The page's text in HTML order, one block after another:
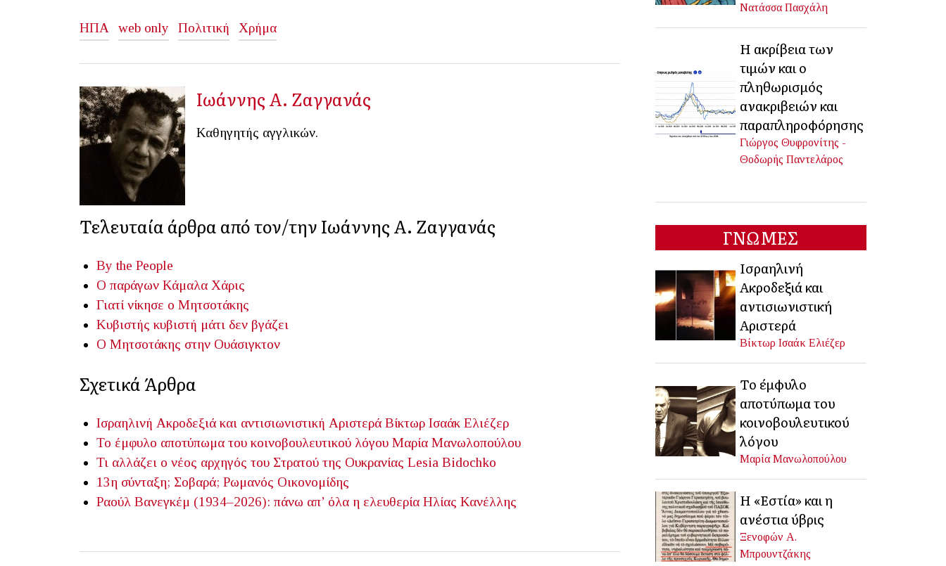
ΗΠΑ web only Πολιτική Χρήμα
Iωάννης Α. Ζαγγανάς
Καθηγητής αγγλικών.
Τελευταία άρθρα από τον/την Iωάννης Α. Ζαγγανάς
By the People
Ο παράγων Κάμαλα Χάρις
Γιατί νίκησε ο Μητσοτάκης
Κυβιστής κυβιστή μάτι δεν βγάζει
Ο Μητσοτάκης στην Ουάσιγκτον
Σχετικά Άρθρα
Ισραηλινή Ακροδεξιά και αντισιωνιστική Αριστερά Βίκτωρ Ισαάκ Ελιέζερ
Το έμφυλο αποτύπωμα του κοινοβουλευτικού λόγου Μαρία Μανωλοπούλου
Τι αλλάζει ο νέος αρχηγός του Στρατού της Ουκρανίας Lesia Bidochko
13η σύνταξη; Σοβαρά; Ρωμανός Οικονομίδης
Ραούλ Βανεγκέμ (1934–2026): πάνω απ’ όλα η ελευθερία Ηλίας Κανέλλης
Νατάσσα Πασχάλη
Η ακρίβεια των
τιμών και ο
πληθωρισμός
ανακριβειών και
παραπληροφόρησης
Γιώργος Θυφρονίτης -
Θοδωρής Παντελάρος
ΓΝΩΜΕΣ
Ισραηλινή
Ακροδεξιά και
αντισιωνιστική
Αριστερά
Βίκτωρ Ισαάκ Ελιέζερ
Το έμφυλο
αποτύπωμα του
κοινοβουλευτικού
λόγου
Μαρία Μανωλοπούλου
Η «Εστία» και η
ανέστια ύβρις
Ξενοφών Α.
Μπρουντζάκης